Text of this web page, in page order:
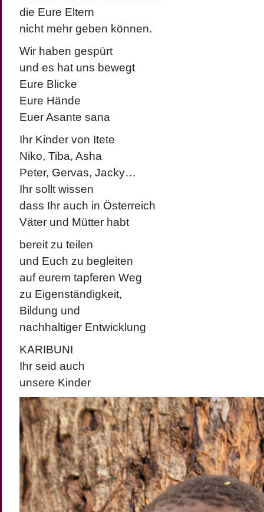
die Eure Eltern
nicht mehr geben können.
Wir haben gespürt
und es hat uns bewegt
Eure Blicke
Eure Hände
Euer Asante sana
Ihr Kinder von Itete
Niko, Tiba, Asha
Peter, Gervas, Jacky…
Ihr sollt wissen
dass Ihr auch in Österreich
Väter und Mütter habt
bereit zu teilen
und Euch zu begleiten
auf eurem tapferen Weg
zu Eigenständigkeit,
Bildung und
nachhaltiger Entwicklung
KARIBUNI
Ihr seid auch
unsere Kinder